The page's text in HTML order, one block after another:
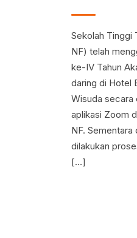
Sekolah Tinggi
NF) telah
ke-IV Tahun
daring di Hotel
Wisuda secara
aplikasi Zoom
NF. Sementara
dilakukan
[…]